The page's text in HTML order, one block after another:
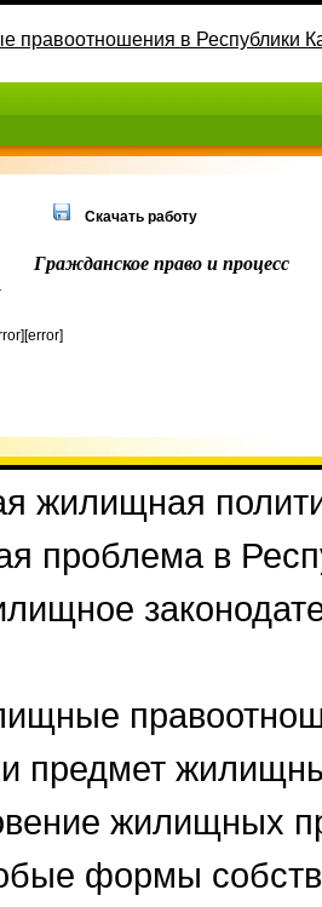
правоотношения в Республики
Скачать работу
Гражданское право и процесс
жилищная
проблема в
предмет
жилищных
формы